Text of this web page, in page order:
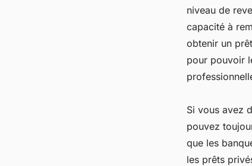
niveau de
capacité à
obtenir un
pour pouvoir
Si vous avez
pouvez
que les
les prêts